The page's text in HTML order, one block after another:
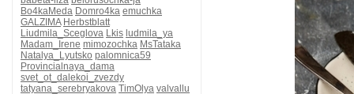
Bo4kaMeda Domro4ka emuchka
GALZIMA Herbstblatt
Liudmila_Sceglova Lkis ludmila_ya
Madam_Irene mimozochka MsTataka
Natalya_Lyutsko palomnica59
Provincialnaya_dama
svet_ot_dalekoi_zvezdy
tatyana_serebryakova TimOlya valvallu